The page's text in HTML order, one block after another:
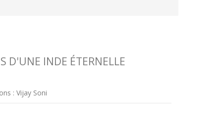
D'UNE INDE ÉTERNELLE
: Vijay Soni